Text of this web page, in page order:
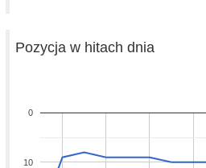
Pozycja w hitach dnia
0
10